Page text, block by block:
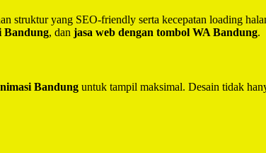
struktur yang SEO-friendly serta kecepatan loading
Bandung, dan jasa web dengan tombol WA Bandung.
Bandung untuk tampil maksimal. Desain tidak